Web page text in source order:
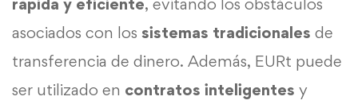
rápida y eficiente, evitando los obstáculos
asociados con los sistemas tradicionales de
transferencia de dinero. Además, EURt puede
ser utilizado en contratos inteligentes y